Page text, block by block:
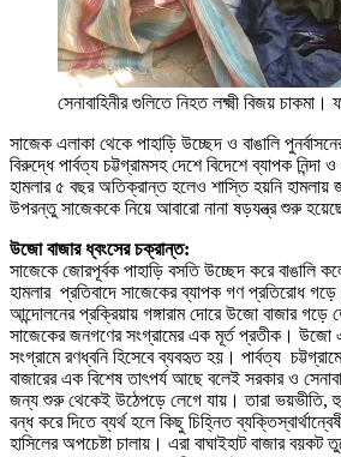
সেনাবাহিনীর গুলিতে নিহত লক্ষ্মী বিজয় চাকমা।
সাজেক এলাকা থেকে পাহাড়ি উচ্ছেদ ও বাঙালি
বিরুদ্ধে পার্বত্য চট্টগ্রামসহ দেশে বিদেশে ব্যাপক
হামলার ৫ বছর অতিক্রান্ত হলেও শাস্তি হয়নি হামলায়
উপরন্তু সাজেককে নিয়ে আবারো নানা ষড়যন্ত্র শুরু
উজো বাজার ধ্বংসের চক্রান্ত:
সাজেকে জোরপূর্বক পাহাড়ি বসতি উচ্ছেদ করে বাঙালি
হামলার প্রতিবাদে সাজেকের ব্যাপক গণ প্রতিরোধ
আন্দোলনের প্রক্রিয়ায় গঙ্গারাম দোরে উজো বাজার
সাজেকের জনগণের সংগ্রামের এক মূর্ত প্রতীক। উজো
সংগ্রামে রণধ্বনি হিসেবে ব্যবহৃত হয়। পার্বত্য
বাজারের এক বিশেষ তাৎপর্য আছে বলেই সরকার ও
জন্য শুরু থেকেই উঠেপড়ে লেগে যায়। তারা ভয়ভীতি,
বন্ধ করে দিতে ব্যর্থ হলে কিছু চিহ্নিত
হাসিলের অপচেষ্টা চালায়। এরা বাঘাইহাট বাজার